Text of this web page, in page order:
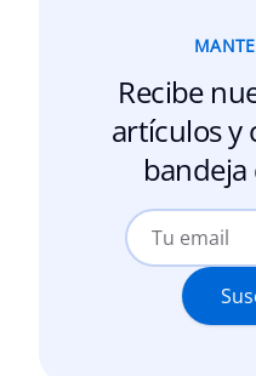
Recibe
artículos y